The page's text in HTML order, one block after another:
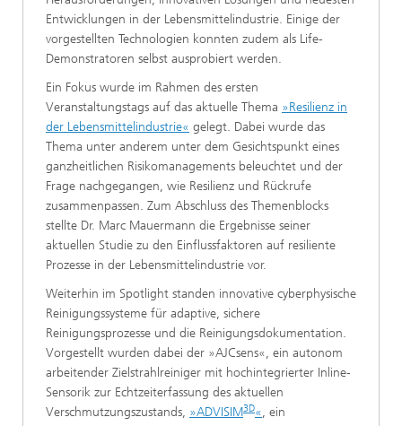
Entwicklungen in der Lebensmittelindustrie. Einige der
vorgestellten Technologien konnten zudem als Life-
Demonstratoren selbst ausprobiert werden.
Ein Fokus wurde im Rahmen des ersten
Veranstaltungstags auf das aktuelle Thema »Resilienz in
der Lebensmittelindustrie« gelegt. Dabei wurde das
Thema unter anderem unter dem Gesichtspunkt eines
ganzheitlichen Risikomanagements beleuchtet und der
Frage nachgegangen, wie Resilienz und Rückrufe
zusammenpassen. Zum Abschluss des Themenblocks
stellte Dr. Marc Mauermann die Ergebnisse seiner
aktuellen Studie zu den Einflussfaktoren auf resiliente
Prozesse in der Lebensmittelindustrie vor.
Weiterhin im Spotlight standen innovative cyberphysische
Reinigungssysteme für adaptive, sichere
Reinigungsprozesse und die Reinigungsdokumentation.
Vorgestellt wurden dabei der »AJCsens«, ein autonom
arbeitender Zielstrahlreiniger mit hochintegrierter Inline-
Sensorik zur Echtzeiterfassung des aktuellen
Verschmutzungszustands, »ADVISIM3D«, ein